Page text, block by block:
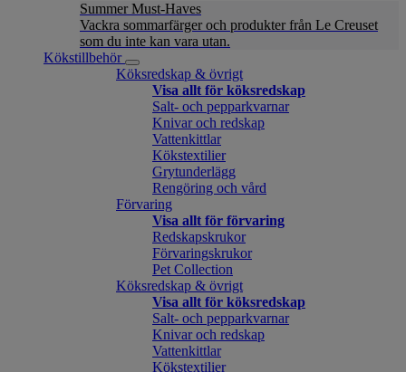
Summer Must-Haves
Vackra sommarfärger och produkter från Le Creuset
som du inte kan vara utan.
Kökstillbehör
Köksredskap & övrigt
Visa allt för köksredskap
Salt- och pepparkvarnar
Knivar och redskap
Vattenkittlar
Kökstextilier
Grytunderlägg
Rengöring och vård
Förvaring
Visa allt för förvaring
Redskapskrukor
Förvaringskrukor
Pet Collection
Köksredskap & övrigt
Visa allt för köksredskap
Salt- och pepparkvarnar
Knivar och redskap
Vattenkittlar
Kökstextilier